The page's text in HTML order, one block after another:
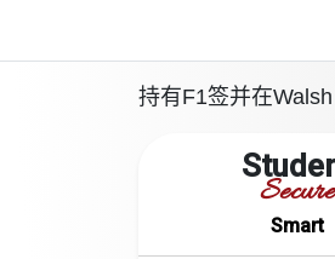
持有F1签并在
Secure
Smart